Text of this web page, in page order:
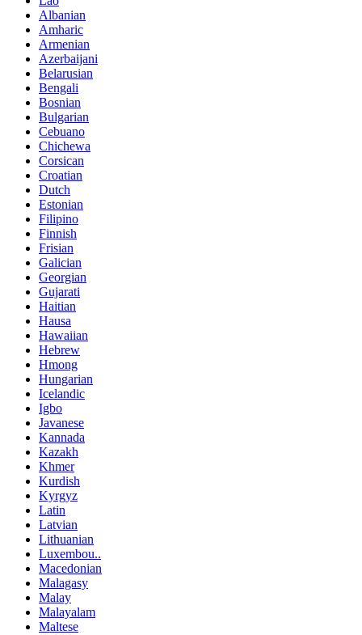
Albanian
Amharic
Armenian
Azerbaijani
Belarusian
Bengali
Bosnian
Bulgarian
Cebuano
Chichewa
Corsican
Croatian
Dutch
Estonian
Filipino
Finnish
Frisian
Galician
Georgian
Gujarati
Haitian
Hausa
Hawaiian
Hebrew
Hmong
Hungarian
Icelandic
Igbo
Javanese
Kannada
Kazakh
Khmer
Kurdish
Kyrgyz
Latin
Latvian
Lithuanian
Luxembou..
Macedonian
Malagasy
Malay
Malayalam
Maltese